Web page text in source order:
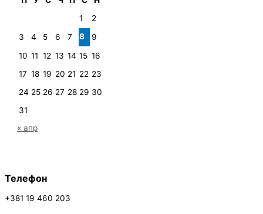
1
2
3
4 5 6 7 8
9
10 11 12 13 14 15 16
17 18 19 20 21 22 23
24 25 26 27 28 29 30
31
« апр
Телефон
+381 19 460 203